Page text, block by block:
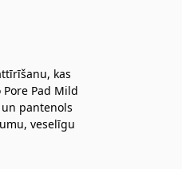
kas
Pad Mild
pantenols
veselīgu